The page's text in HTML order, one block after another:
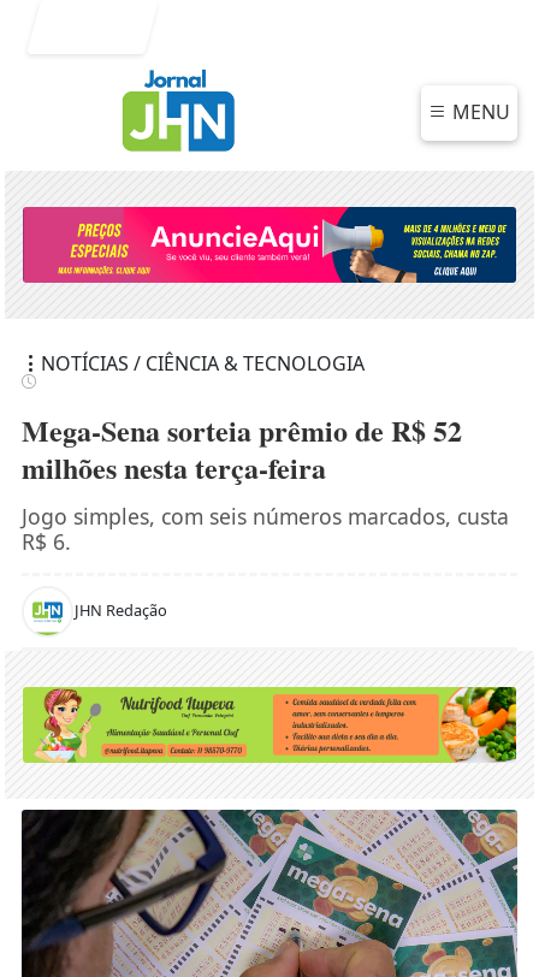
MENU
NOTÍCIAS / CIÊNCIA & TECNOLOGIA
Mega-Sena sorteia prêmio de R$ 52
milhões nesta terça-feira
Jogo simples, com seis números marcados, custa
R$ 6.
JHN Redação